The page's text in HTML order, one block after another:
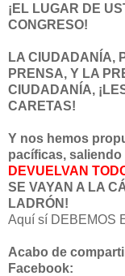
¡EL LUGAR DE
CONGRESO!
LA CIUDADANÍA,
PRENSA, Y LA
CIUDADANÍA,
CARETAS!
Y nos hemos
pacíficas, saliendo
DEVUELVAN
SE VAYAN A LA
LADRÓN!
Aquí sí DEBEMOS
Acabo de
Facebook: